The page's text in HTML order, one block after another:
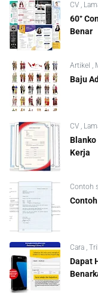
CV ,
60⁺
Benar
Artikel ,
Baju
CV ,
Blanko
Kerja
Contoh
Cara ,
Dapat